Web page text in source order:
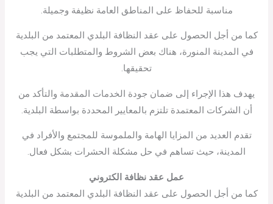
مناسبة للحفاظ على المناطق العامة نظيفة وجميلة.
كما من أجل الحصول على عقد النظافة البلدي المعتمد من البلدية
في المدينة المنورة، هناك بعض الشروط والمتطلبات التي يجب
تحقيقها.
يهدف هذا الإجراء إلى ضمان جودة الخدمات المقدمة والتأكد من
أن الشركات المعتمدة تلتزم بالمعايير المحددة بواسطة البلدية.
تقدم العديد من المزايا الهامة والملموسة للمجتمع والأفراد في
المدينة، حيث تساهم في حل مشكلة الحشرات بشكل فعال.
عمل عقد نظافة الكتروني
كما من أجل الحصول على عقد النظافة البلدي المعتمد من البلدية